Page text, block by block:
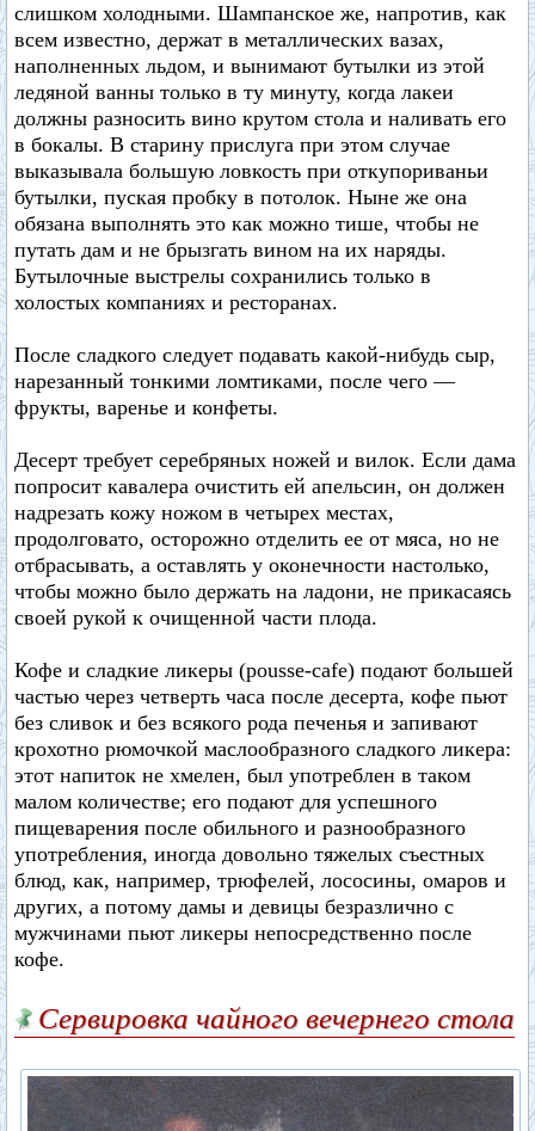
слишком холодными. Шампанское же, напротив, как
всем известно, держат в металлических вазах,
наполненных льдом, и вынимают бутылки из этой
ледяной ванны только в ту минуту, когда лакеи
должны разносить вино крутом стола и наливать его
в бокалы. В старину прислуга при этом случае
выказывала большую ловкость при откупориваньи
бутылки, пуская пробку в потолок. Ныне же она
обязана выполнять это как можно тише, чтобы не
путать дам и не брызгать вином на их наряды.
Бутылочные выстрелы сохранились только в
холостых компаниях и ресторанах.
После сладкого следует подавать какой-нибудь сыр,
нарезанный тонкими ломтиками, после чего —
фрукты, варенье и конфеты.
Десерт требует серебряных ножей и вилок. Если дама
попросит кавалера очистить ей апельсин, он должен
надрезать кожу ножом в четырех местах,
продолговато, осторожно отделить ее от мяса, но не
отбрасывать, а оставлять у оконечности настолько,
чтобы можно было держать на ладони, не прикасаясь
своей рукой к очищенной части плода.
Кофе и сладкие ликеры (pousse-cafe) подают большей
частью через четверть часа после десерта, кофе пьют
без сливок и без всякого рода печенья и запивают
крохотно рюмочкой маслообразного сладкого ликера:
этот напиток не хмелен, был употреблен в таком
малом количестве; его подают для успешного
пищеварения после обильного и разнообразного
употребления, иногда довольно тяжелых съестных
блюд, как, например, трюфелей, лососины, омаров и
других, а потому дамы и девицы безразлично с
мужчинами пьют ликеры непосредственно после
кофе.
Сервировка чайного вечернего стола